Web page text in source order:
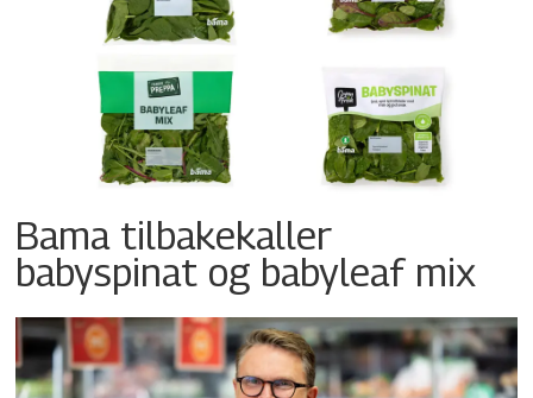
Bama tilbakekaller
babyspinat og babyleaf mix